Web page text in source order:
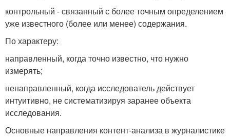
контрольный - связанный с более точным определением
уже известного (более или менее) содержания.
По характеру:
направленный, когда точно известно, что нужно
измерять;
ненаправленный, когда исследователь действует
интуитивно, не систематизируя заранее объекта
исследования.
Основные направления контент-анализа в журналистике